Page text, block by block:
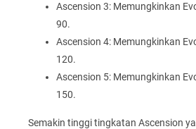
Ascension 3: Memungkinkan
90.
Ascension 4: Memungkinkan
120.
Ascension 5: Memungkinkan
150.
Semakin tinggi tingkatan Ascension